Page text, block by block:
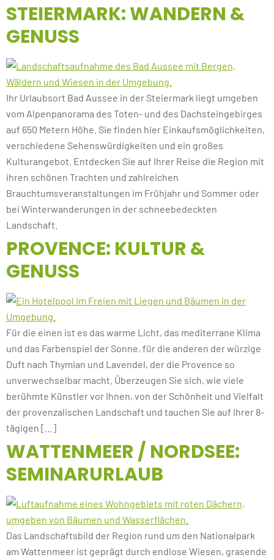
STEIERMARK: WANDERN &
GENUSS
Ihr Urlaubsort Bad Aussee in der Steiermark liegt umgeben
vom Alpenpanorama des Toten- und des Dachsteingebirges
auf 650 Metern Höhe. Sie finden hier Einkaufsmöglichkeiten,
verschiedene Sehenswürdigkeiten und ein großes
Kulturangebot. Entdecken Sie auf Ihrer Reise die Region mit
ihren schönen Trachten und zahlreichen
Brauchtumsveranstaltungen im Frühjahr und Sommer oder
bei Winterwanderungen in der schneebedeckten
Landschaft.
PROVENCE: KULTUR &
GENUSS
Für die einen ist es das warme Licht, das mediterrane Klima
und das Farbenspiel der Sonne, für die anderen der würzige
Duft nach Thymian und Lavendel, der die Provence so
unverwechselbar macht. Überzeugen Sie sich, wie viele
berühmte Künstler vor Ihnen, von der Schönheit und Vielfalt
der provenzalischen Landschaft und tauchen Sie auf Ihrer 8-
tägigen […]
WATTENMEER / NORDSEE:
SEMINARURLAUB
Das Landschaftsbild der Region rund um den Nationalpark
am Wattenmeer ist geprägt durch endlose Wiesen, grasende